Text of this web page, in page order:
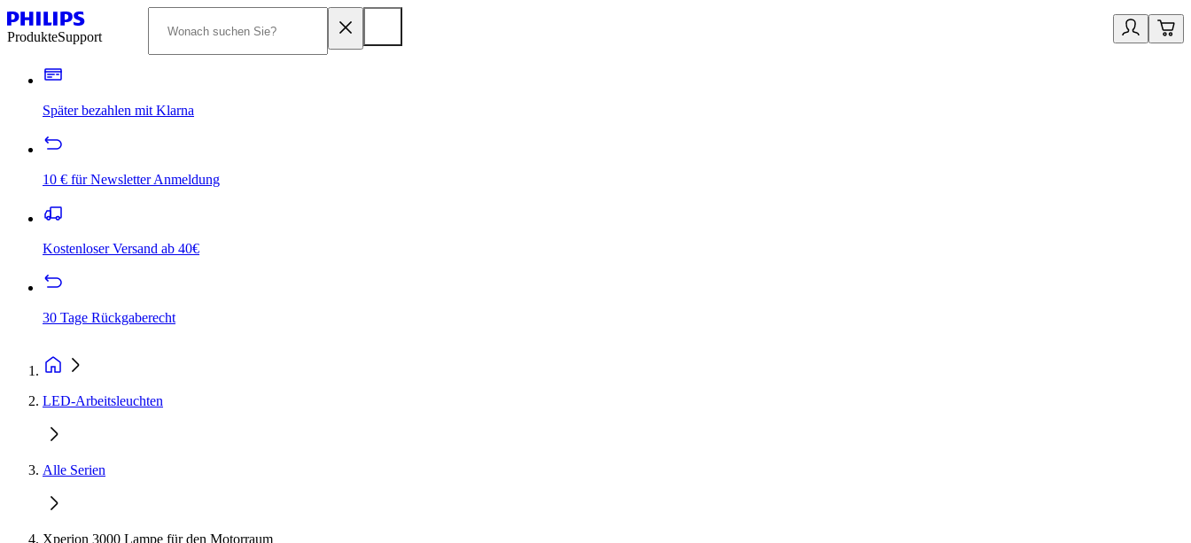
ProdukteSupport
Später bezahlen mit Klarna
10 € für Newsletter Anmeldung
Kostenloser Versand ab 40€
30 Tage Rückgaberecht
LED-Arbeitsleuchten
Alle Serien
Xperion 3000 Lampe für den Motorraum